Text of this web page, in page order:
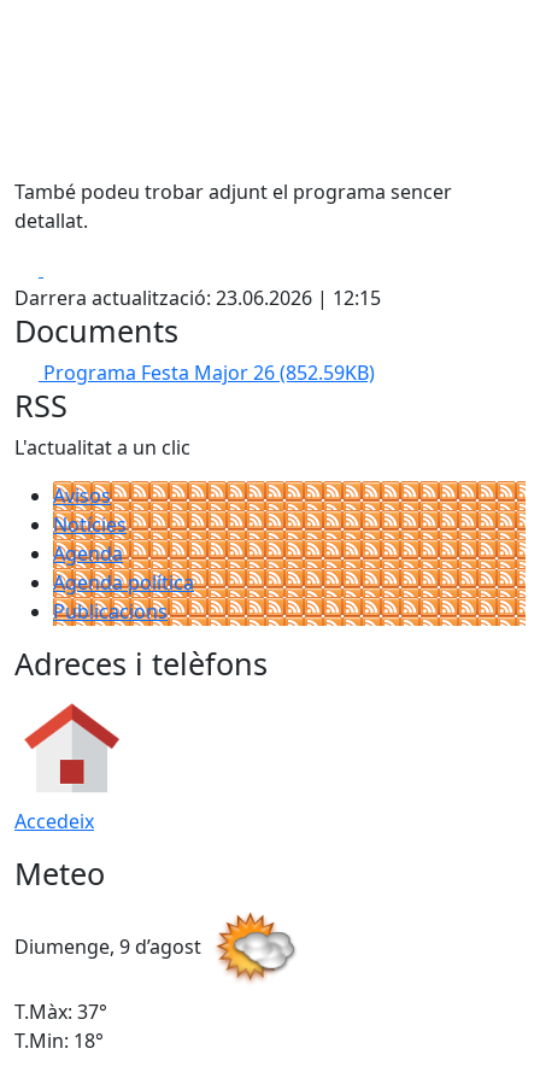
També podeu trobar adjunt el programa sencer
detallat.
Darrera actualització: 23.06.2026 | 12:15
Documents
Programa Festa Major 26(852.59KB)
RSS
L'actualitat a un clic
Avisos
Notícies
Agenda
Agenda política
Publicacions
Adreces i telèfons
Accedeix
Meteo
Diumenge, 9 d’agost
T.Màx: 37°
T.Min: 18°